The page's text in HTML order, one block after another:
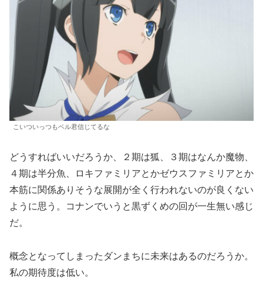
こいついっつもベル君信じてるな
どうすればいいだろうか、２期は狐、３期はなんか魔物、
４期は半分魚、ロキファミリアとかゼウスファミリアとか
本筋に関係ありそうな展開が全く行われないのが良くない
ように思う。コナンでいうと黒ずくめの回が一生無い感じ
だ。
概念となってしまったダンまちに未来はあるのだろうか。
私の期待度は低い。